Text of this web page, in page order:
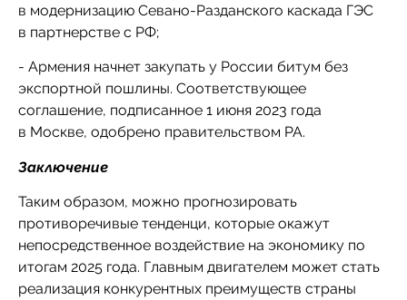
в модернизацию Севано-Разданского каскада ГЭС
в партнерстве с РФ;
- Армения начнет закупать у России битум без
экспортной пошлины. Соответствующее
соглашение, подписанное 1 июня 2023 года
в Москве, одобрено правительством РА.
Заключение
Таким образом, можно прогнозировать
противоречивые тенденци, которые окажут
непосредственное воздействие на экономику по
итогам 2025 года. Главным двигателем может стать
реализация конкурентных преимуществ страны